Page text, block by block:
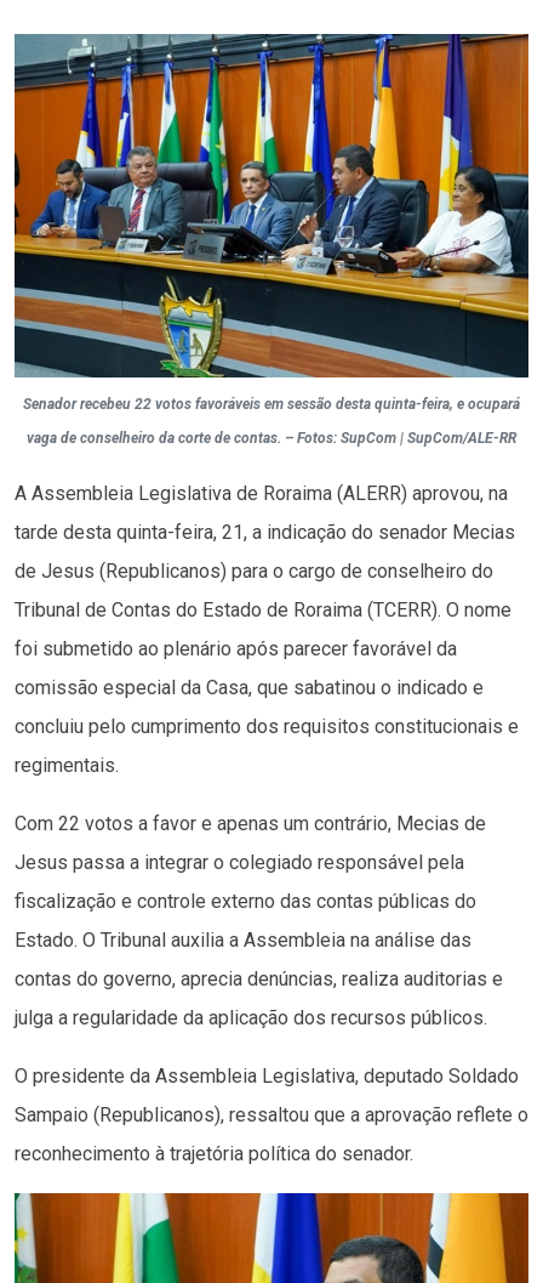
Senador recebeu 22 votos favoráveis em sessão desta quinta-feira, e ocupará
vaga de conselheiro da corte de contas. – Fotos: SupCom | SupCom/ALE-RR
A Assembleia Legislativa de Roraima (ALERR) aprovou, na
tarde desta quinta-feira, 21, a indicação do senador Mecias
de Jesus (Republicanos) para o cargo de conselheiro do
Tribunal de Contas do Estado de Roraima (TCERR). O nome
foi submetido ao plenário após parecer favorável da
comissão especial da Casa, que sabatinou o indicado e
concluiu pelo cumprimento dos requisitos constitucionais e
regimentais.
Com 22 votos a favor e apenas um contrário, Mecias de
Jesus passa a integrar o colegiado responsável pela
fiscalização e controle externo das contas públicas do
Estado. O Tribunal auxilia a Assembleia na análise das
contas do governo, aprecia denúncias, realiza auditorias e
julga a regularidade da aplicação dos recursos públicos.
O presidente da Assembleia Legislativa, deputado Soldado
Sampaio (Republicanos), ressaltou que a aprovação reflete o
reconhecimento à trajetória política do senador.